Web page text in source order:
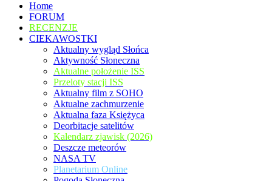
Home
FORUM
RECENZJE
CIEKAWOSTKI
Aktualny wygląd Słońca
Aktywność Słoneczna
Aktualne położenie ISS
Przeloty stacji ISS
Aktualny film z SOHO
Aktualne zachmurzenie
Aktualna faza Księżyca
Deorbitacje satelitów
Kalendarz zjawisk (2026)
Deszcze meteorów
NASA TV
Planetarium Online